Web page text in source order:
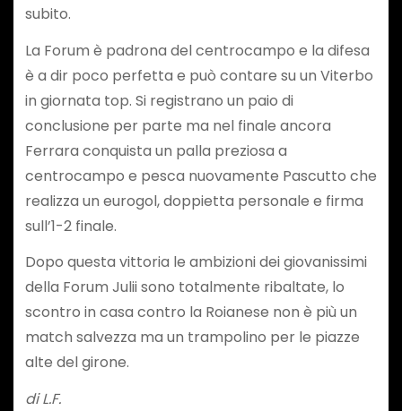
subito.
La Forum è padrona del centrocampo e la difesa
è a dir poco perfetta e può contare su un Viterbo
in giornata top. Si registrano un paio di
conclusione per parte ma nel finale ancora
Ferrara conquista un palla preziosa a
centrocampo e pesca nuovamente Pascutto che
realizza un eurogol, doppietta personale e firma
sull’1-2 finale.
Dopo questa vittoria le ambizioni dei giovanissimi
della Forum Julii sono totalmente ribaltate, lo
scontro in casa contro la Roianese non è più un
match salvezza ma un trampolino per le piazze
alte del girone.
di L.F.